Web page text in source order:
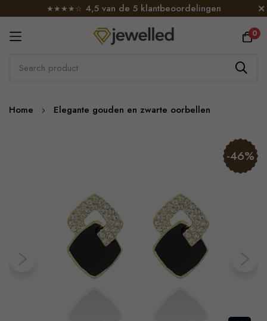
★★★★☆ 4,5 van de 5 klantbeoordelingen
0
Skip
Home Elegante gouden en zwarte oorbellen
gallery
-46%